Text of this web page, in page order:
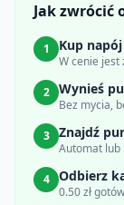
Jak zwrócić
1 Kup napój
W cenie
2
Wynieś
Bez mycia,
3
Znajdź
Automat lub
4
Odbierz
0.50 zł